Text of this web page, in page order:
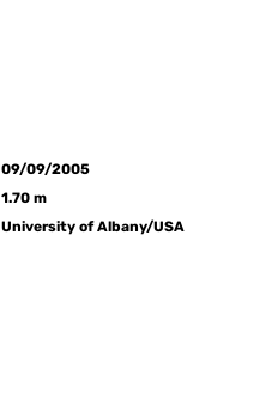
09/09/2005
1.70 m
University of Albany/USA